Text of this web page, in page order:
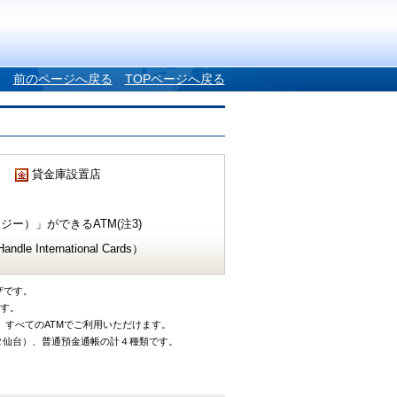
前のページへ戻る TOPページへ戻る
貸金庫設置店
ー）」ができるATM(注3)
International Cards）
す。
。
べてのATMでご利用いただけます。
台）、普通預金通帳の計４種類です。